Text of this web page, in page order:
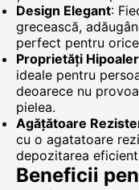
Design Elegant:
grecească,
perfect pentru
Proprietăți
ideale pentru
deoarece nu
pielea.
Agățătoare
cu o agatatoare
depozitarea
Beneficii